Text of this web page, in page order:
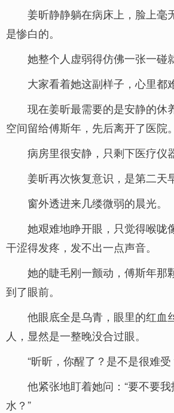
姜昕静静躺在病床上，脸上毫
是惨白的。
她整个人虚弱得仿佛一张一碰
大家看着她这副样子，心里都
现在姜昕最需要的是安静的休
空间留给傅斯年，先后离开了医院。
病房里很安静，只剩下医疗仪
姜昕再次恢复意识，是第二天
窗外透进来几缕微弱的晨光。
她艰难地睁开眼，只觉得喉咙
干涩得发疼，发不出一点声音。
她的睫毛刚一颤动，傅斯年那
到了眼前。
他眼底全是乌青，眼里的红血
人，显然是一整晚没合过眼。
“昕昕，你醒了？是不是很难受
他紧张地盯着她问：“要不要
水？”